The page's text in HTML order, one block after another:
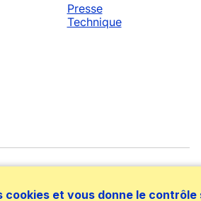
Presse
Technique
cookies et vous donne le contrôle